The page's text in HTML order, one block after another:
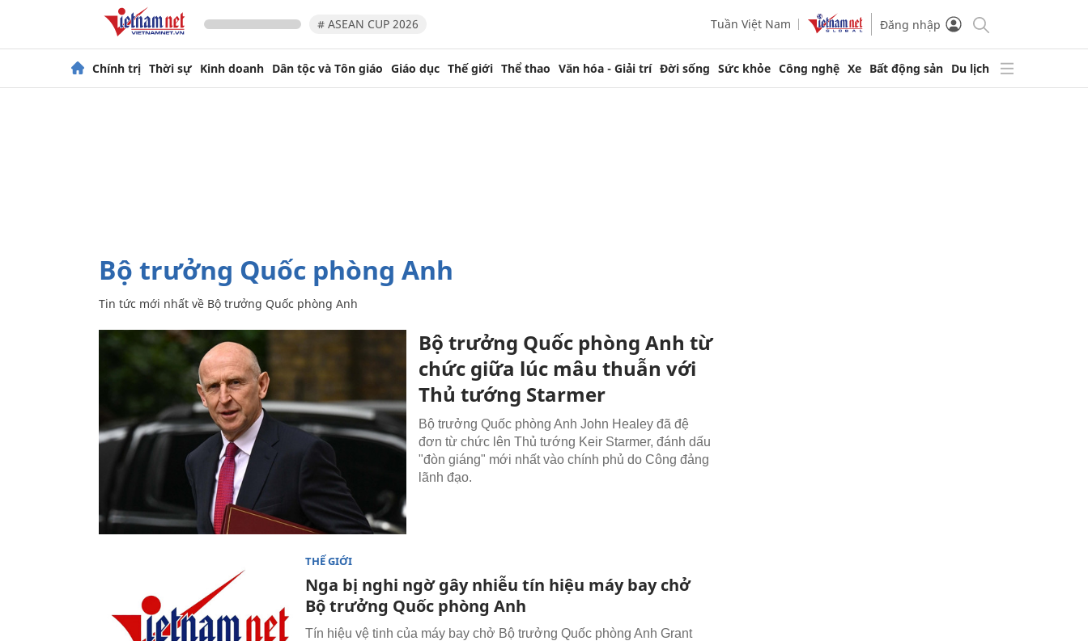
# ASEAN CUP 2026 Tuần Việt Nam Đăng nhập
Chính trị Thời sự Kinh doanh Dân tộc và Tôn giáo Giáo dục Thế giới Thể thao Văn hóa - Giải trí Đời sống Sức khỏe Công nghệ Xe Bất động sản Du lịch
Bộ trưởng Quốc phòng Anh
Tin tức mới nhất về Bộ trưởng Quốc phòng Anh
Bộ trưởng Quốc phòng Anh từ
chức giữa lúc mâu thuẫn với
Thủ tướng Starmer
Bộ trưởng Quốc phòng Anh John Healey đã đệ
đơn từ chức lên Thủ tướng Keir Starmer, đánh dấu
"đòn giáng" mới nhất vào chính phủ do Công đảng
lãnh đạo.
THẾ GIỚI
Nga bị nghi ngờ gây nhiễu tín hiệu máy bay chở
Bộ trưởng Quốc phòng Anh
Tín hiệu vệ tinh của máy bay chở Bộ trưởng Quốc phòng Anh Grant